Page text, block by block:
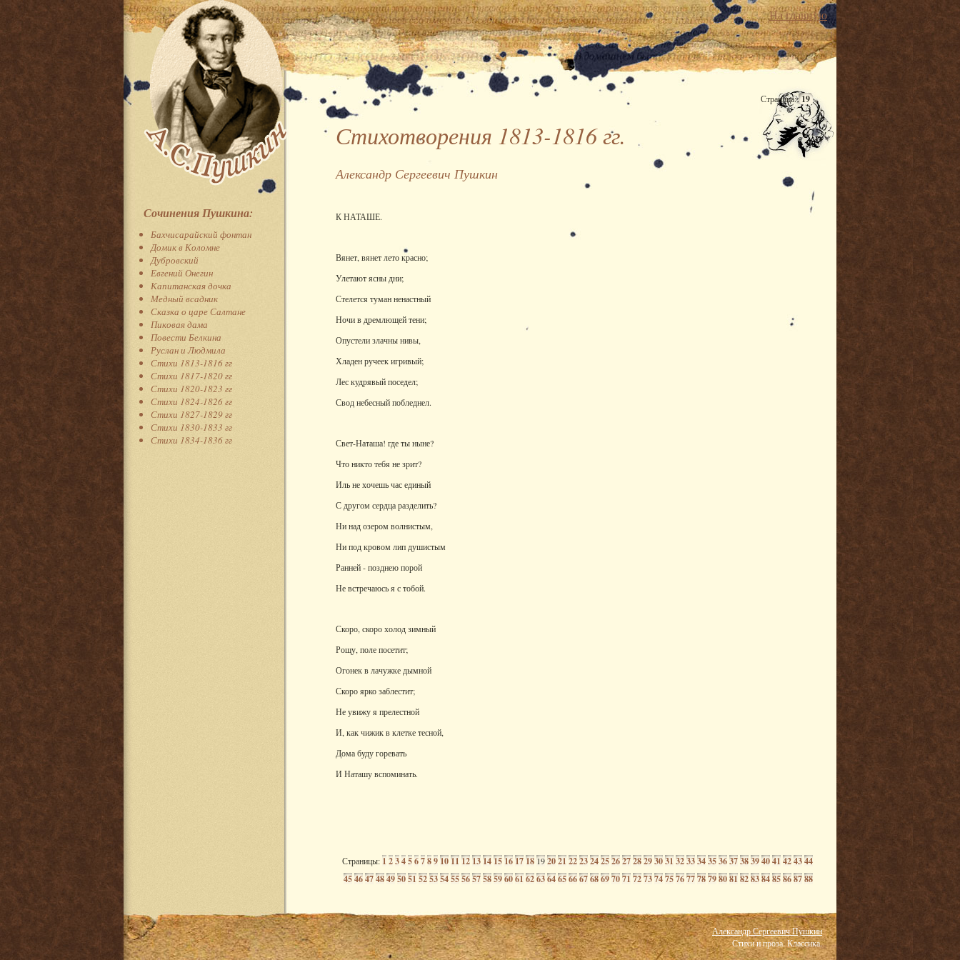
Сочинения Пушкина:
Бахчисарайский фонтан
Домик в Коломне
Дубровский
Евгений Онегин
Капитанская дочка
Медный всадник
Сказка о царе Салтане
Пиковая дама
Повести Белкина
Руслан и Людмила
Стихи 1813-1816 гг
Стихи 1817-1820 гг
Стихи 1820-1823 гг
Стихи 1824-1826 гг
Стихи 1827-1829 гг
Стихи 1830-1833 гг
Стихи 1834-1836 гг
На главную
Страница: 19
Стихотворения 1813-1816 гг.
Александр Сергеевич Пушкин
К НАТАШЕ.
Вянет, вянет лето красно;
Улетают ясны дни;
Стелется туман ненастный
Ночи в дремлющей тени;
Опустели злачны нивы,
Хладен ручеек игривый;
Лес кудрявый поседел;
Свод небесный побледнел.
Свет-Наташа! где ты ныне?
Что никто тебя не зрит?
Иль не хочешь час единый
С другом сердца разделить?
Ни над озером волнистым,
Ни под кровом лип душистым
Ранней - позднею порой
Не встречаюсь я с тобой.
Скоро, скоро холод зимный
Рощу, поле посетит;
Огонек в лачужке дымной
Скоро ярко заблестит;
Не увижу я прелестной
И, как чижик в клетке тесной,
Дома буду горевать
И Наташу вспоминать.
Страницы:1 234567891011121314151617181920212223242526272829303132333435363738394041424344
4546474849505152535455565758596061626364656667686970717273747576777879808182838485868788
Александр Сергеевич Пушкин
Стихи и проза. Классика.